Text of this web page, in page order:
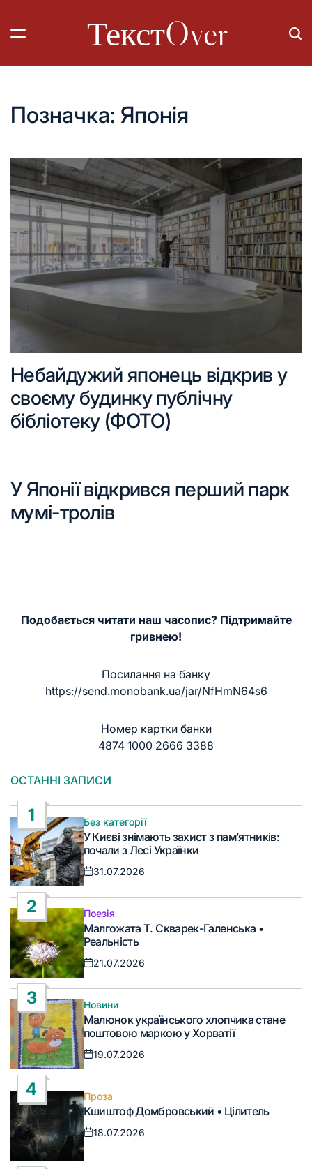
вмісту
ТекстOver
Позначка: Японія
Небайдужий японець відкрив у
своєму будинку публічну
бібліотеку (ФОТО)
У Японії відкрився перший парк
мумі-тролів
Подобається читати наш часопис? Підтримайте
гривнею!
Посилання на банку
https://send.monobank.ua/jar/NfHmN64s6
Номер картки банки
4874 1000 2666 3388
ОСТАННІ ЗАПИСИ
1
Опублікувати
у
Без категорії
У Києві знімають захист з пам’ятників:
почали з Лесі Українки
Дата
31.07.2026
2
Опублікувати
у
Поезія
Малгожата Т. Скварек-Галенська •
Реальність
Дата
21.07.2026
3
Опублікувати
у
Новини
Малюнок українського хлопчика стане
поштовою маркою у Хорватії
Дата
19.07.2026
4
Опублікувати
у
Проза
Кшиштоф Домбровський • Цілитель
Дата
запису
18.07.2026